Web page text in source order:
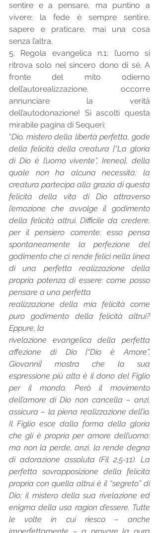
sentire e a pensare, ma puntino a
vivere: la fede è sempre sentire,
sapere e praticare, mai una cosa
senza l’altra.
5. Regola evangelica n.1: l’uomo si
ritrova solo nel sincero dono di sé. A
fronte del mito odierno
dell’autorealizzazione, occorre
annunciare la verità
dell’autodonazione! Si ascolti questa
mirabile pagina di Sequeri:
“Dio. mistero della libertà perfetta, gode
della felicità della creatura [“La gloria
di Dio è l’uomo vivente”, Ireneo], della
quale non ha alcuna necessità: la
creatura partecipa alla grazia di questa
felicità della vita di Dio attraverso
l’emozione che avvolge il godimento
della felicità altrui. Difficile da credere,
per il pensiero corrente: esso pensa
spontaneamente la perfezione del
godimento che ci rende felici nella linea
di una perfetta realizzazione della
propria potenza di essere: come posso
pensare a una perfetta
realizzazione della mia felicità come
puro godimento della felicità altrui?
Eppure, la
rivelazione evangelica della perfetta
affezione di Dio [“Dio è Amore”,
Giovanni] mostra che la sua
espressione più alta è il dono del Figlio
per il mondo. Però il movimento
dell’amore di Dio non cancella – anzi,
assicura – la piena realizzazione dell’io.
Il Figlio esce dalla forma della gloria
che gli è propria per amore dell’uomo:
ma non la perde, anzi, la rende degna
di adorazione assoluta (Fil 2,5-11). La
perfetta sovrapposizione della felicità
propria con quella altrui è il “segreto” di
Dio: il mistero della sua rivelazione ed
enigma della usa ragion d’essere. Tutte
le volte in cui riesco – anche